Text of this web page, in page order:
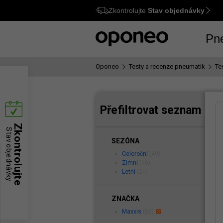
Ctrl M
Zkontrolujte Stav objednávky
Oponeo Testy a recenze pneumatik
Přefiltrovat seznam
SEZÓNA
Celoroční
Zimní
Letní
ZNAČKA
Maxxis
Zkontrolujte
Stav objednávky